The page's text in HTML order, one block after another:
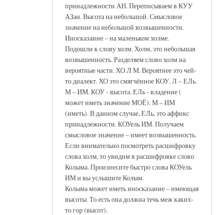
принадлежности АН. Переписываем в КУУ
АЗан. Высота на небольшой. Смысловое
значение на небольшой возвышенности.
Иносказание – на маленьком холме.
Подошли к слову холм. Холм, это небольшая
возвышенность. Разделяем слово холм на
вероятные части. ХО Л М. Вероятнее это чей-
то диалект. ХО это смягчённое КОУ. Л – ЕЛь.
М – ИМ. КОУ - высота. ЕЛь - владение (
может иметь значение МОЁ). М – ИМ
(иметь). В данном случае, ЕЛь, это аффикс
принадлежности. КОУель ИМ. Получаем
смысловое значение – имеет возвышенность.
Если внимательно посмотреть расшифровку
слова холм, то увидим в расшифровке слово
Колыма. Произнесите быстро слова КОУель
ИМ и вы услышите Колым.
Колыма может иметь иносказание – имеющая
высоты. То есть она должна течь меж каких-
то гор (высот).